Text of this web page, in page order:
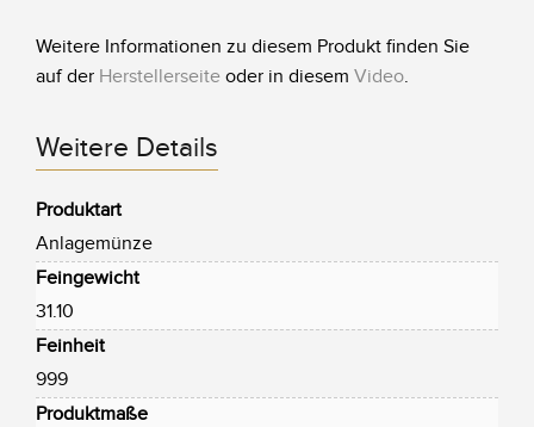
Weitere Informationen zu diesem Produkt finden Sie
auf der Herstellerseite oder in diesem Video.
Weitere Details
Produktart
Anlagemünze
Feingewicht
31.10
Feinheit
999
Produktmaße